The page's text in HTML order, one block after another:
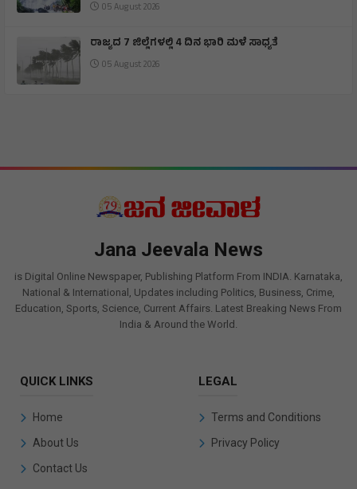
05 August 2026
ರಾಜ್ಯದ 7 ಜಿಲ್ಲೆಗಳಲ್ಲಿ 4 ದಿನ ಭಾರಿ ಮಳೆ ಸಾಧ್ಯತೆ
05 August 2026
Jana Jeevala News
is Digital Online Newspaper, Publishing Platform From INDIA. Karnataka,
National & International, Updates including Politics, Business, Crime,
Education, Sports, Science, Current Affairs. Latest Breaking News From
India & Around the World.
QUICK LINKS
Home
About Us
Contact Us
LEGAL
Terms and Conditions
Privacy Policy